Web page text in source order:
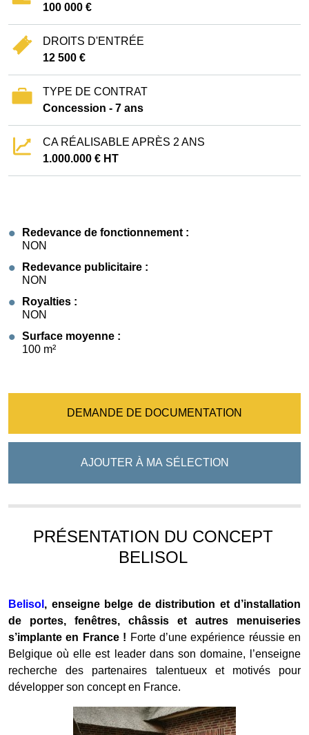
100 000 €
DROITS D'ENTRÉE
12 500 €
TYPE DE CONTRAT
Concession - 7 ans
CA RÉALISABLE APRÈS 2 ANS
1.000.000 € HT
Redevance de fonctionnement :
NON
Redevance publicitaire :
NON
Royalties :
NON
Surface moyenne :
100 m²
DEMANDE DE DOCUMENTATION
AJOUTER À MA SÉLECTION
PRÉSENTATION DU CONCEPT
BELISOL
Belisol , enseigne belge de distribution et d’installation
de portes, fenêtres, châssis et autres menuiseries
s’implante en France ! Forte d’une expérience réussie en
Belgique où elle est leader dans son domaine, l’enseigne
recherche des partenaires talentueux et motivés pour
développer son concept en France.